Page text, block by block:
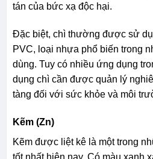
tán của bức xạ độc hại.
Đặc biệt, chì thường được sử
PVC, loại nhựa phổ biến trong
dùng. Tuy có nhiều ứng dụng
dụng chì cần được quản lý
tàng đối với sức khỏe và môi
Kẽm (Zn)
Kẽm được liệt kê là một trong
tốt nhất hiện nay. Có màu xanh